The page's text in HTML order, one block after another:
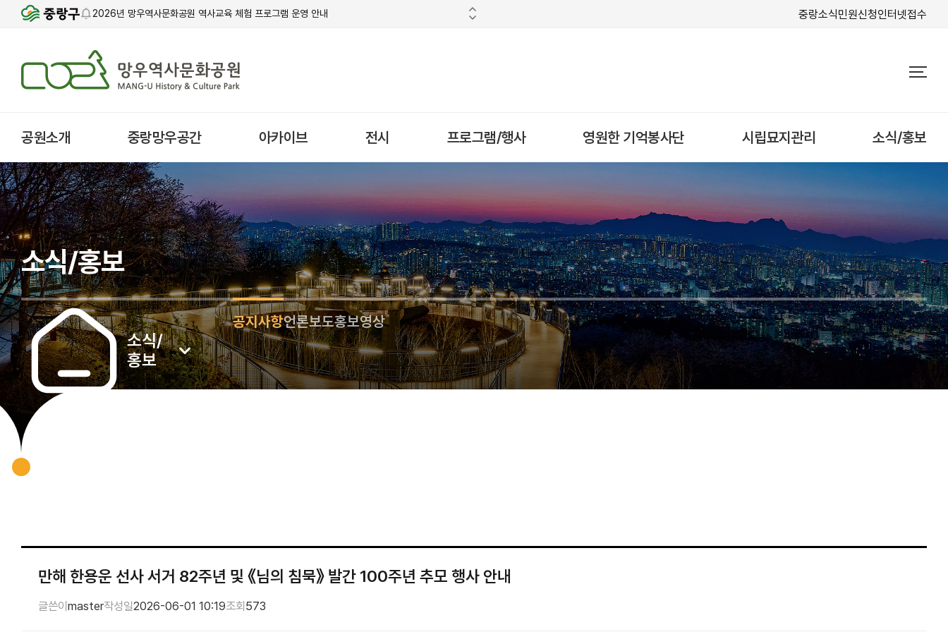
2026년 망우역사문화공원 역사교육 체험 프로그램 운영 안내 중랑소식민원신청인터넷접수
공원소개 중랑망우공간 아카이브 전시 프로그램/행사 영원한 기억봉사단 시립묘지관리 소식/홍보
소식/
홍보
공지사항언론보도홍보영상
소식/홍보
만해 한용운 선사 서거 82주년 및 《님의 침묵》 발간 100주년 추모 행사 안내
글쓴이master작성일2026-06-01 10:19조회573